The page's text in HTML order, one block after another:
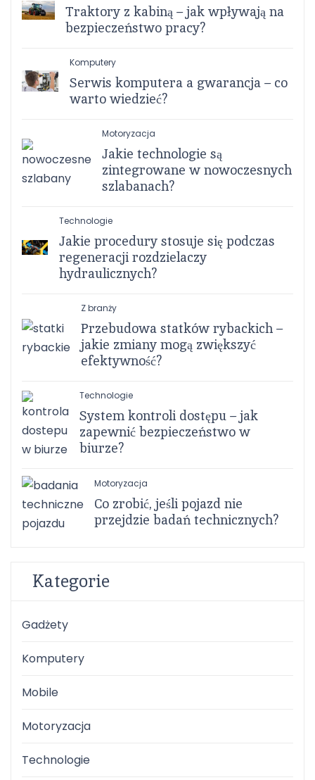
Traktory z kabiną – jak wpływają na
bezpieczeństwo pracy?
Komputery
Serwis komputera a gwarancja – co
warto wiedzieć?
Motoryzacja
Jakie technologie są
zintegrowane w nowoczesnych
szlabanach?
Technologie
Jakie procedury stosuje się podczas
regeneracji rozdzielaczy
hydraulicznych?
Z branży
Przebudowa statków rybackich –
jakie zmiany mogą zwiększyć
efektywność?
Technologie
System kontroli dostępu – jak
zapewnić bezpieczeństwo w
biurze?
Motoryzacja
Co zrobić, jeśli pojazd nie
przejdzie badań technicznych?
Kategorie
Gadżety
Komputery
Mobile
Motoryzacja
Technologie